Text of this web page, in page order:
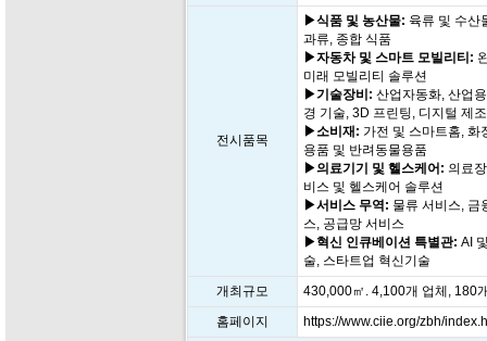
전시품목
▶식품 및 농산물: 육류 및 수산
과류, 종합 식품
▶자동차 및 스마트 모빌리티:
미래 모빌리티 솔루션
▶기술장비: 산업자동화, 산업
경 기술, 3D 프린팅, 디지털 제
▶소비재: 가전 및 스마트홈, 화
용품 및 반려동물용품
▶의료기기 및 헬스케어: 의료
비스 및 헬스케어 솔루션
▶서비스 무역: 물류 서비스, 금
스, 공급망 서비스
▶혁신 인큐베이션 특별관: AI
술, 스타트업 혁신기술
개최규모
430,000㎡. 4,100개 업체, 180
홈페이지
https://www.ciie.org/zbh/